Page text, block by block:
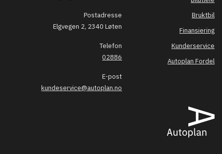
Postadresse
Elgvegen 2, 2340 Løten
Telefon
02886
E-post
kundeservice@autoplan.no
Bruktbil
Finansiering
Kunderservice
Autoplan Fordel